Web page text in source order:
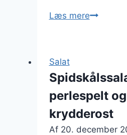
Læs mere
Salat
perlespelt og
krydderost
Af 20. december